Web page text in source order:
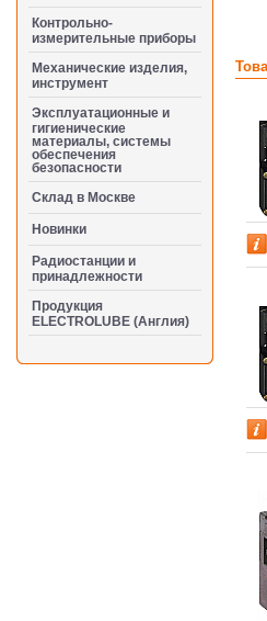
Контрольно-
измерительные приборы
Механические изделия,
инструмент
Эксплуатационные и
гигиенические
материалы, системы
обеспечения
безопасности
Cклад в Москве
Новинки
Радиостанции и
принадлежности
Продукция
ELECTROLUBE (Англия)